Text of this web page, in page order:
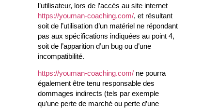
l’utilisateur, lors de l’accès au site internet
https://youman-coaching.com/, et résultant
soit de l’utilisation d’un matériel ne répondant
pas aux spécifications indiquées au point 4,
soit de l’apparition d’un bug ou d’une
incompatibilité.
https://youman-coaching.com/ ne pourra
également être tenu responsable des
dommages indirects (tels par exemple
qu’une perte de marché ou perte d’une